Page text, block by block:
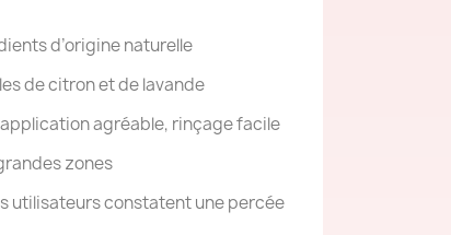
d’origine naturelle
de citron et de lavande
agréable, rinçage facile
zones
utilisateurs constatent une percée